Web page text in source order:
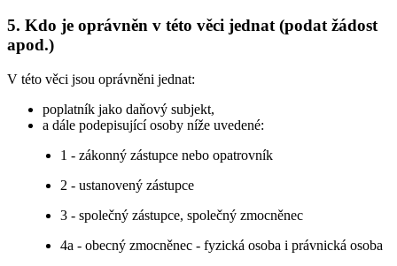
5. Kdo je oprávněn v této věci jednat (podat žádost
apod.)
V této věci jsou oprávněni jednat:
poplatník jako daňový subjekt,
a dále podepisující osoby níže uvedené:
1 - zákonný zástupce nebo opatrovník
2 - ustanovený zástupce
3 - společný zástupce, společný zmocněnec
4a - obecný zmocněnec - fyzická osoba i právnická osoba